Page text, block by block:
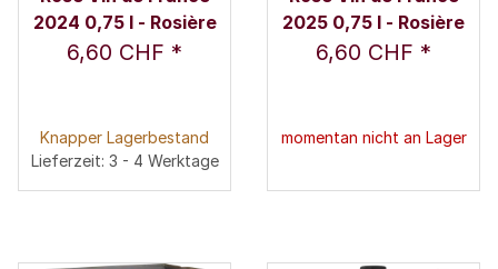
2024 0,75 l - Rosière
6,60 CHF *
Knapper Lagerbestand
Lieferzeit: 3 - 4 Werktage
2025 0,75 l - Rosière
6,60 CHF *
momentan nicht an Lager